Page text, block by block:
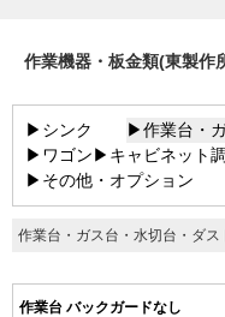
作業機器・板金類(東製作
▶シンク
▶作業台・
▶ワゴン▶キャビネット
▶その他・オプション
作業台・ガス台・水切台・ダス
作業台 バックガードなし